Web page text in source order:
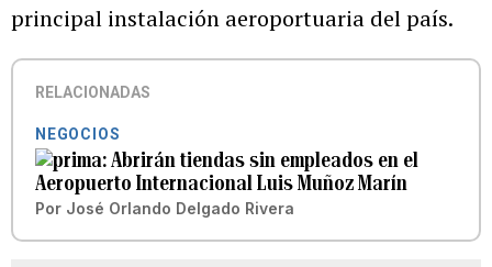
principal instalación aeroportuaria del país.
RELACIONADAS
NEGOCIOS
Abrirán tiendas sin empleados en el
Aeropuerto Internacional Luis Muñoz Marín
Por José Orlando Delgado Rivera